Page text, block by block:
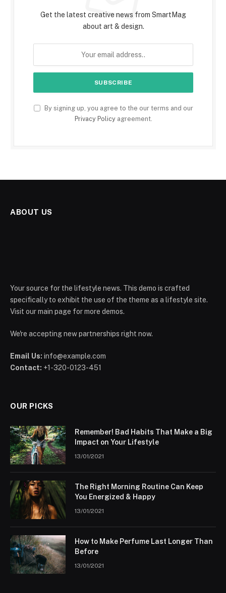
Get the latest creative news from SmartMag
about art & design.
By signing up, you agree to the our terms and our
Privacy Policyagreement.
ABOUT US
Your source for the lifestyle news. This demo is crafted
specifically to exhibit the use of the theme as a lifestyle site.
Visit our main page for more demos.
We're accepting new partnerships right now.
Email Us: info@example.com
Contact: +1-320-0123-451
OUR PICKS
Remember! Bad Habits That Make a Big
Impact on Your Lifestyle
13/01/2021
The Right Morning Routine Can Keep
You Energized & Happy
13/01/2021
How to Make Perfume Last Longer Than
Before
13/01/2021